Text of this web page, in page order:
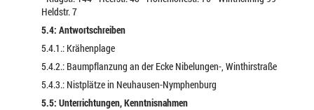
Heldstr. 7
5.4: Antwortschreiben
5.4.1.: Krähenplage
5.4.2.: Baumpflanzung an der Ecke Nibelungen-, Winthirstraße
5.4.3.: Nistplätze in Neuhausen-Nymphenburg
5.5: Unterrichtungen, Kenntnisnahmen